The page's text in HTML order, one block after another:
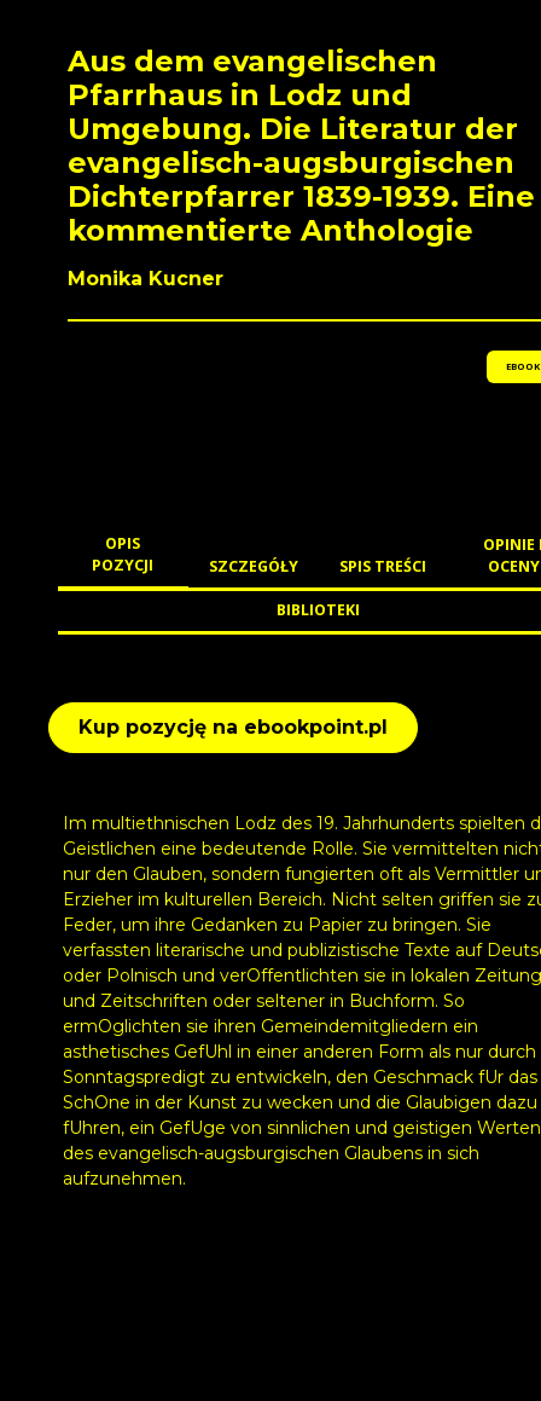
Aus dem evangelischen
Pfarrhaus in Lodz und
Umgebung. Die Literatur der
evangelisch-augsburgischen
Dichterpfarrer 1839-1939. Eine
kommentierte Anthologie
Monika Kucner
EBOOK
OPIS
POZYCJI
SZCZEGÓŁY SPIS TREŚCI
OPINIE
OCENY
BIBLIOTEKI
Kup pozycję na ebookpoint.pl
Im multiethnischen Lodz des 19. Jahrhunderts spielten
Geistlichen eine bedeutende Rolle. Sie vermittelten
nur den Glauben, sondern fungierten oft als Vermittler
Erzieher im kulturellen Bereich. Nicht selten griffen sie
Feder, um ihre Gedanken zu Papier zu bringen. Sie
verfassten literarische und publizistische Texte auf
oder Polnisch und verOffentlichten sie in lokalen
und Zeitschriften oder seltener in Buchform. So
ermOglichten sie ihren Gemeindemitgliedern ein
asthetisches GefUhl in einer anderen Form als nur durch
Sonntagspredigt zu entwickeln, den Geschmack fUr das
SchOne in der Kunst zu wecken und die Glaubigen
fUhren, ein GefUge von sinnlichen und geistigen Werten
des evangelisch-augsburgischen Glaubens in sich
aufzunehmen.